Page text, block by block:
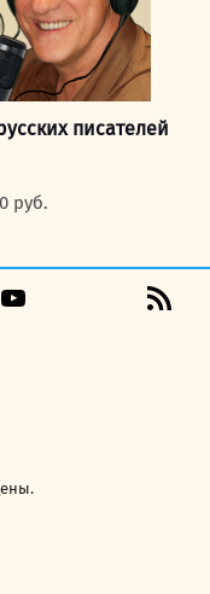
писателей
руб..
руб.